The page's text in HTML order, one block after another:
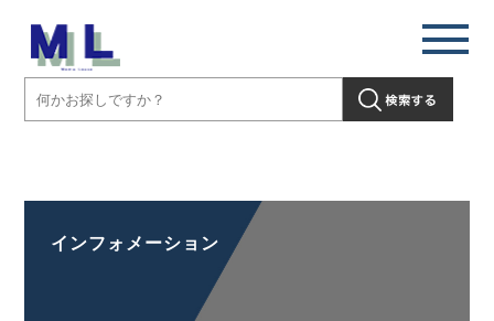
み合わせ可能】の取扱いを開始しました」" />
インフォメーション